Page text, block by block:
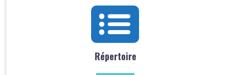
Répertoire